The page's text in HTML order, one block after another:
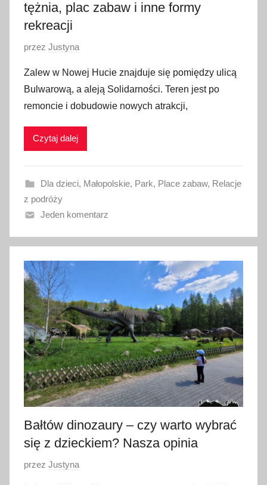
tężnia, plac zabaw i inne formy
rekreacji
O
u
b
l
i
a
n
o
c
z
e
w
c
a
2
0
2
2
przez Justyna
Zalew w Nowej Hucie znajduje się pomiędzy ulicą
Bulwarową, a aleją Solidarności. Teren jest po
remoncie i dobudowie nowych atrakcji,
Czytaj dalej
Dla dzieci, Małopolskie, Park, Place zabaw, Relacje
z podróży
Jeden komentarz
Bałtów dinozaury – czy warto wybrać
się z dzieckiem? Nasza opinia
O
przez Justyna